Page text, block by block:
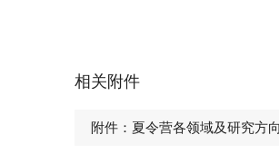
相关附件
附件：夏令营各领域及研究方